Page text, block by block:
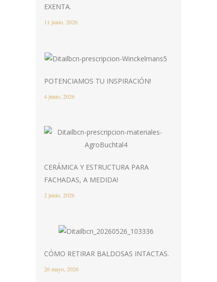
EXENTA.
11 junio, 2026
POTENCIAMOS TU INSPIRACIÓN!
4 junio, 2026
CERÁMICA Y ESTRUCTURA PARA
FACHADAS, A MEDIDA!
2 junio, 2026
CÓMO RETIRAR BALDOSAS INTACTAS.
26 mayo, 2026